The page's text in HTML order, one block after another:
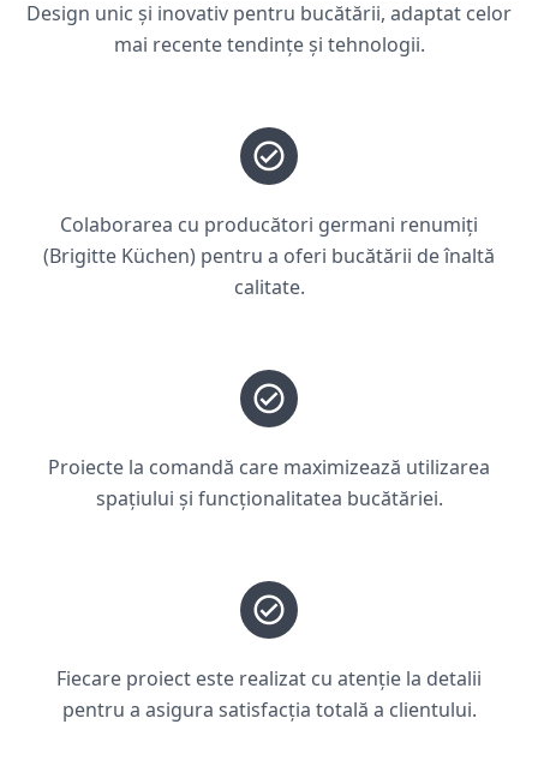
Design unic și inovativ pentru bucătării, adaptat celor
mai recente tendințe și tehnologii.
Colaborarea cu producători germani renumiți
(Brigitte Küchen) pentru a oferi bucătării de înaltă
calitate.
Proiecte la comandă care maximizează utilizarea
spațiului și funcționalitatea bucătăriei.
Fiecare proiect este realizat cu atenție la detalii
pentru a asigura satisfacția totală a clientului.